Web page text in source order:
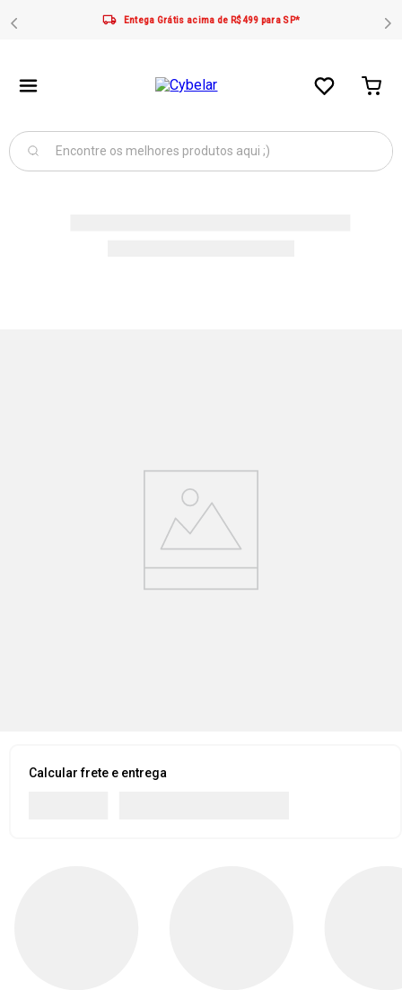
Entega Grátis acima de R$499 para SP*
Calcular frete e entrega